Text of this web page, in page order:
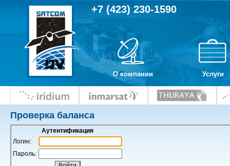
+7 (423) 230-1590
О компании Услуги
Проверка баланса